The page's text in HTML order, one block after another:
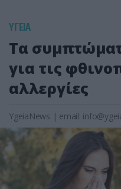
ΥΓΕΙΑ
Τα
για τις
αλλεργίες
YgeiaNews | email: